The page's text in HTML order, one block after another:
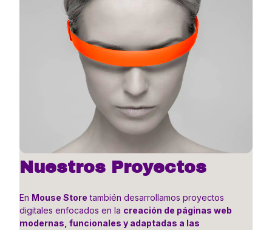
Nuestros Proyectos
En Mouse Store también desarrollamos proyectos
digitales enfocados en la creación de páginas web
modernas, funcionales y adaptadas a las